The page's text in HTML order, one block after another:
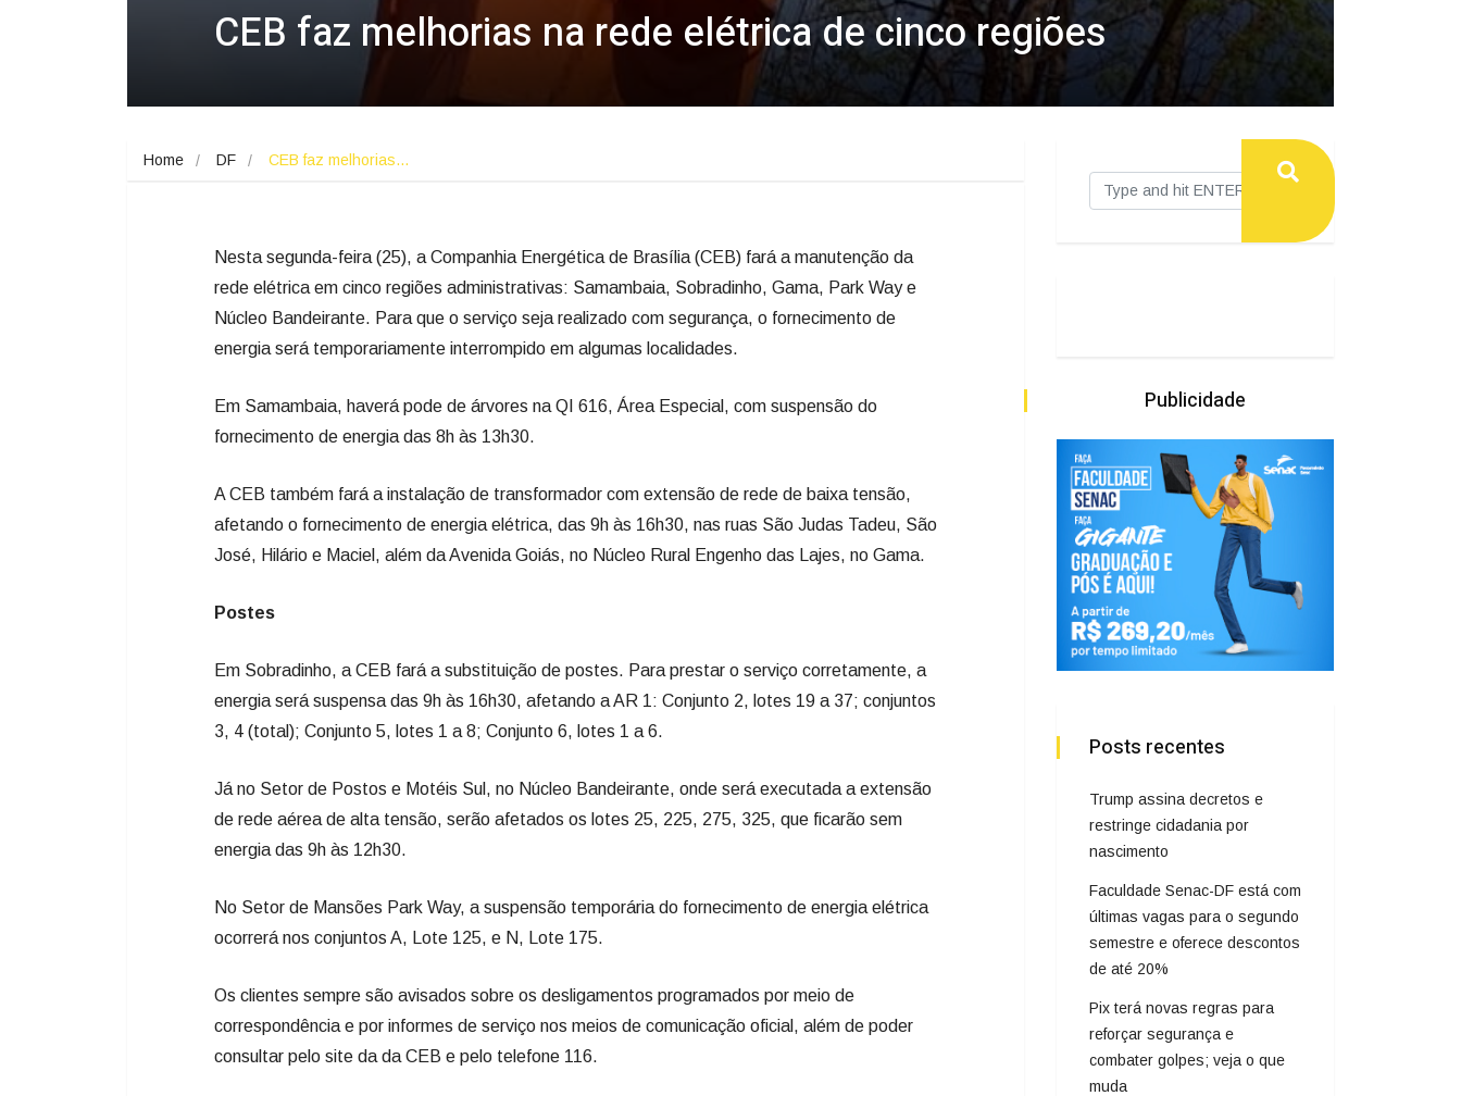
CEB faz melhorias na rede elétrica de cinco regiões
Home DF CEB faz melhorias…
Nesta segunda-feira (25), a Companhia Energética de Brasília (CEB) fará a manutenção da
rede elétrica em cinco regiões administrativas: Samambaia, Sobradinho, Gama, Park Way e
Núcleo Bandeirante. Para que o serviço seja realizado com segurança, o fornecimento de
energia será temporariamente interrompido em algumas localidades.
Em Samambaia, haverá pode de árvores na QI 616, Área Especial, com suspensão do
fornecimento de energia das 8h às 13h30.
A CEB também fará a instalação de transformador com extensão de rede de baixa tensão,
afetando o fornecimento de energia elétrica, das 9h às 16h30, nas ruas São Judas Tadeu, São
José, Hilário e Maciel, além da Avenida Goiás, no Núcleo Rural Engenho das Lajes, no Gama.
Postes
Em Sobradinho, a CEB fará a substituição de postes. Para prestar o serviço corretamente, a
energia será suspensa das 9h às 16h30, afetando a AR 1: Conjunto 2, lotes 19 a 37; conjuntos
3, 4 (total); Conjunto 5, lotes 1 a 8; Conjunto 6, lotes 1 a 6.
Já no Setor de Postos e Motéis Sul, no Núcleo Bandeirante, onde será executada a extensão
de rede aérea de alta tensão, serão afetados os lotes 25, 225, 275, 325, que ficarão sem
energia das 9h às 12h30.
No Setor de Mansões Park Way, a suspensão temporária do fornecimento de energia elétrica
ocorrerá nos conjuntos A, Lote 125, e N, Lote 175.
Os clientes sempre são avisados sobre os desligamentos programados por meio de
correspondência e por informes de serviço nos meios de comunicação oficial, além de poder
consultar pelo site da da CEB e pelo telefone 116.
Publicidade
Posts recentes
Trump assina decretos e
restringe cidadania por
nascimento
Faculdade Senac-DF está com
últimas vagas para o segundo
semestre e oferece descontos
de até 20%
Pix terá novas regras para
reforçar segurança e
combater golpes; veja o que
muda